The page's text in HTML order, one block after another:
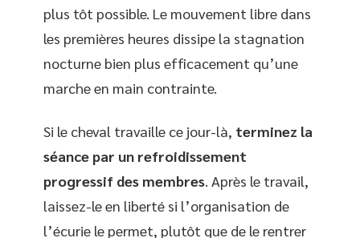
plus tôt possible. Le mouvement libre dans
les premières heures dissipe la stagnation
nocturne bien plus efficacement qu’une
marche en main contrainte.
Si le cheval travaille ce jour-là, terminez la
séance par un refroidissement
progressif des membres. Après le travail,
laissez-le en liberté si l’organisation de
l’écurie le permet, plutôt que de le rentrer